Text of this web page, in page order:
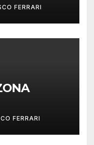
FERRARI
FERRARI